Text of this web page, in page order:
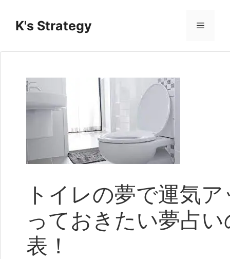
K's Strategy メ
トイレの夢で運気
っておきたい夢占
表！